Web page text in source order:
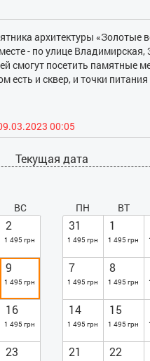
архитектуры «Золотые
- по улице Владимирская,
смогут посетить памятные
есть и сквер, и точки
Сити» и др. Комфортное
быстро приготовить
В доме есть балкон.
00:05
Текущая дата
ВС
2
1 495 грн
9
1 495 грн
16
1 495 грн
23
ПН ВТ
31
1 495 грн
1
1 495 грн
7
1 495 грн
8
1 495 грн
14
1 495 грн
15
1 495 грн
21 22